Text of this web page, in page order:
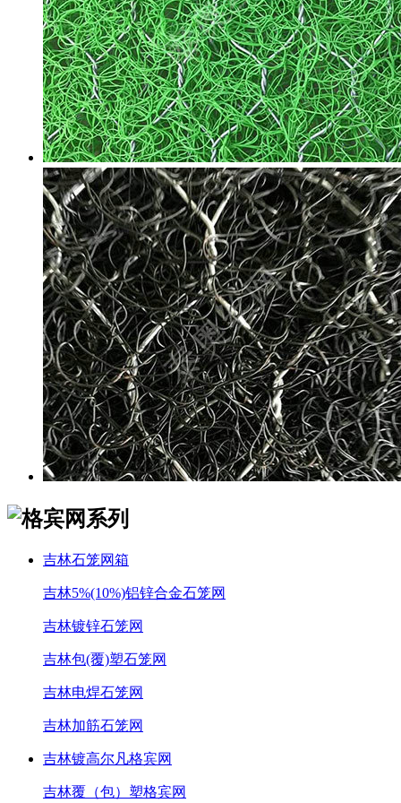
吉林石笼网箱
吉林5%(10%)铝锌合金石笼网
吉林镀锌石笼网
吉林包(覆)塑石笼网
吉林电焊石笼网
吉林加筋石笼网
吉林镀高尔凡格宾网
吉林覆（包）塑格宾网